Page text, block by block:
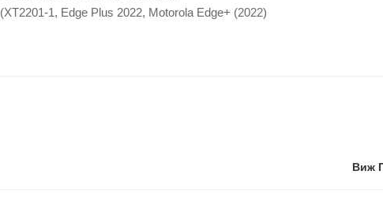
(XT2201-1, Edge Plus 2022, Motorola Edge+ (2022)
Виж